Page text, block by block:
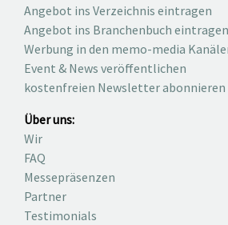
Angebot ins Verzeichnis eintragen
Angebot ins Branchenbuch eintragen
Werbung in den memo-media
Event & News veröffentlichen
kostenfreien Newsletter abonnieren
Über uns:
Wir
FAQ
Messepräsenzen
Partner
Testimonials